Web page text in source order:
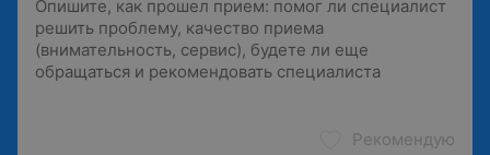
Рекомендую